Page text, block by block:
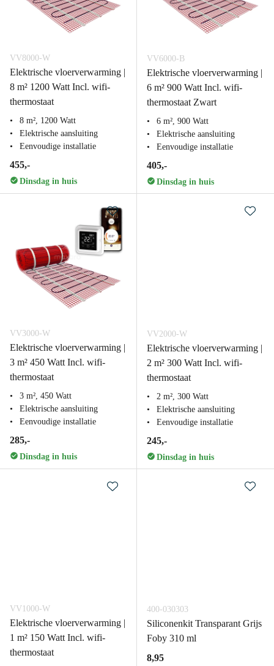
VV8000-W
Elektrische vloerverwarming |
8 m² 1200 Watt Incl. wifi-
thermostaat
8 m², 1200 Watt
Elektrische aansluiting
Eenvoudige installatie
455,-
Dinsdag in huis
VV6000-B
Elektrische vloerverwarming |
6 m² 900 Watt Incl. wifi-
thermostaat Zwart
6 m², 900 Watt
Elektrische aansluiting
Eenvoudige installatie
405,-
Dinsdag in huis
VV3000-W
Elektrische vloerverwarming |
3 m² 450 Watt Incl. wifi-
thermostaat
3 m², 450 Watt
Elektrische aansluiting
Eenvoudige installatie
285,-
Dinsdag in huis
VV2000-W
Elektrische vloerverwarming |
2 m² 300 Watt Incl. wifi-
thermostaat
2 m², 300 Watt
Elektrische aansluiting
Eenvoudige installatie
245,-
Dinsdag in huis
VV1000-W
Elektrische vloerverwarming |
1 m² 150 Watt Incl. wifi-
thermostaat
400-030303
Siliconenkit Transparant Grijs
Foby 310 ml
8,95